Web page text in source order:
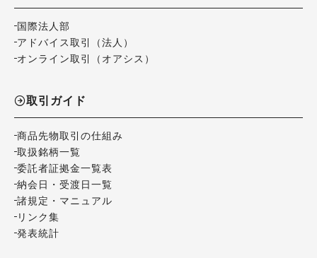
国際法人部
アドバイス取引（法人）
オンライン取引（オアシス）
取引ガイド
商品先物取引の仕組み
取扱銘柄一覧
委託者証拠金一覧表
納会日・受渡日一覧
諸規定・マニュアル
リンク集
発表統計